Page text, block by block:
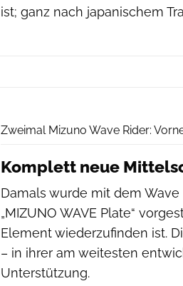
ist; ganz nach japanischem
Zweimal Mizuno Wave Rider:
Komplett neue
Damals wurde mit dem
„MIZUNO WAVE Plate“
Element wiederzufinden ist.
– in ihrer am weitesten
Unterstützung.